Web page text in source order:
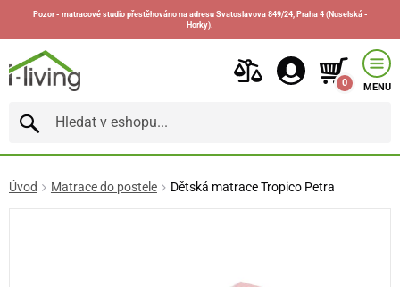
Pozor - matracové studio přestěhováno na adresu Svatoslavova 849/24, Praha 4 (Nuselská -
Horky).
0 MENU
Úvod Matrace do postele Dětská matrace Tropico Petra